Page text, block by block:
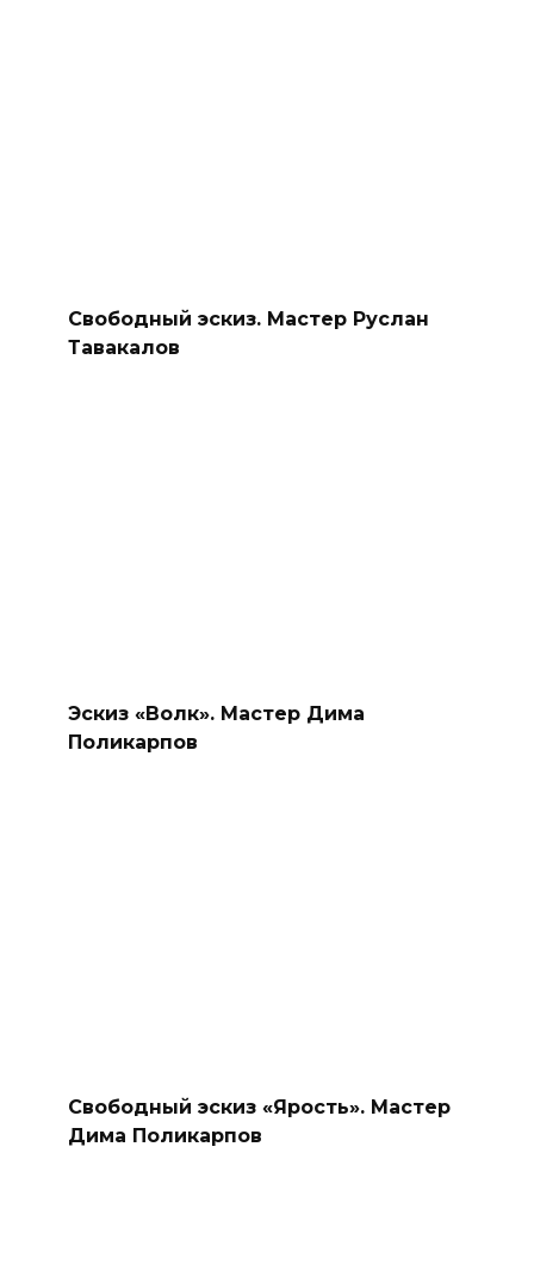
Свободный эскиз. Мастер Руслан
Тавакалов
Эскиз «Волк». Мастер Дима
Поликарпов
Свободный эскиз «Ярость». Мастер
Дима Поликарпов